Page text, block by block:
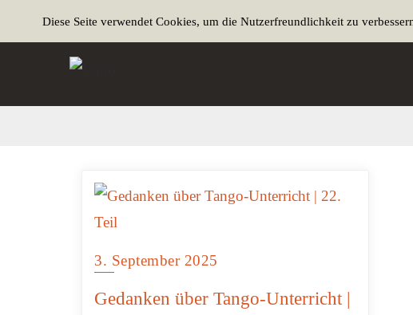
3. September 2025
Gedanken über Tango-Unterricht |
Diese Seite verwendet Cookies, um die Nutzerfreundlichkeit zu